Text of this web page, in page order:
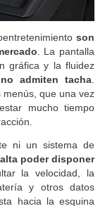
son
. La pantalla
gráfica y la fluidez
no admiten tacha.
que una vez
mucho tiempo
ni un sistema de
poder disponer
la velocidad, la
y otros datos